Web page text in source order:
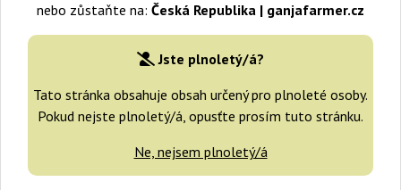
nebo zůstaňte na: Česká Republika | ganjafarmer.cz
Jste plnoletý/á?
Tato stránka obsahuje obsah určený pro plnoleté osoby.
Pokud nejste plnoletý/á, opusťte prosím tuto stránku.
Ne, nejsem plnoletý/á